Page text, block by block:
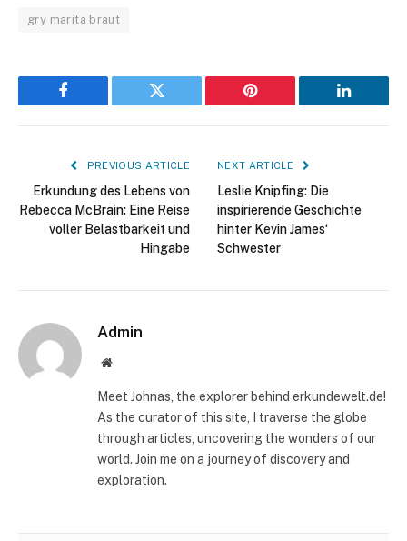
gry marita braut
Facebook Twitter Pinterest LinkedIn
PREVIOUS ARTICLE
Erkundung des Lebens von
Rebecca McBrain: Eine Reise
voller Belastbarkeit und
Hingabe
NEXT ARTICLE
Leslie Knipfing: Die
inspirierende Geschichte
hinter Kevin James‘
Schwester
Admin
Website
Meet Johnas, the explorer behind erkundewelt.de!
As the curator of this site, I traverse the globe
through articles, uncovering the wonders of our
world. Join me on a journey of discovery and
exploration.